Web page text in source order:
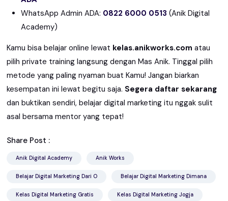
WhatsApp Admin ADA: 0822 6000 0513 (Anik Digital
Academy)
Kamu bisa belajar online lewat kelas.anikworks.com atau
pilih private training langsung dengan Mas Anik. Tinggal pilih
metode yang paling nyaman buat Kamu! Jangan biarkan
kesempatan ini lewat begitu saja. Segera daftar sekarang
dan buktikan sendiri, belajar digital marketing itu nggak sulit
asal bersama mentor yang tepat!
Share Post :
Anik Digital Academy Anik Works
Belajar Digital Marketing Dari O Belajar Digital Marketing Dimana
Kelas Digital Marketing Gratis Kelas Digital Marketing Jogja